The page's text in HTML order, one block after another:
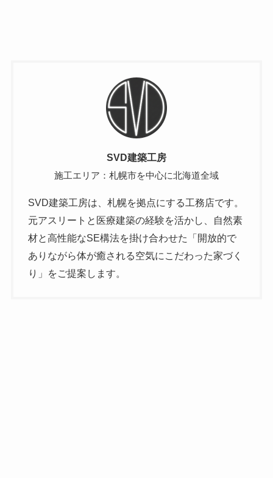
SVD建築工房
施工エリア：札幌市を中心に北海道全域
SVD建築工房は、札幌を拠点にする工務店です。
元アスリートと医療建築の経験を活かし、自然素
材と高性能なSE構法を掛け合わせた「開放的で
ありながら体が癒される空気にこだわった家づく
り」をご提案します。